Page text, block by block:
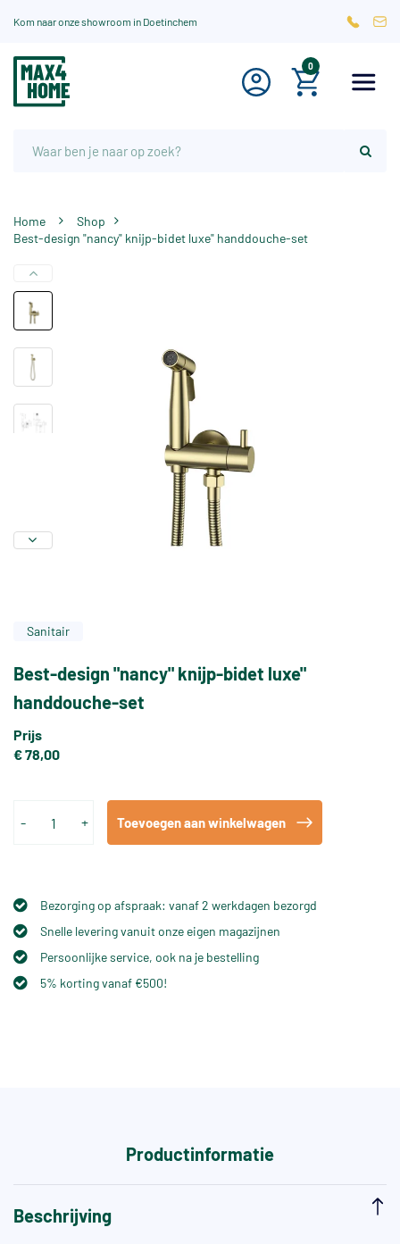
Kom naar onze showroom in Doetinchem
0
Home
Shop
Best-design "nancy" knijp-bidet luxe" handdouche-set
Sanitair
Best-design "nancy" knijp-bidet luxe"
handdouche-set
Prijs
€ 78,00
- + Toevoegen aan winkelwagen
Bezorging op afspraak: vanaf 2 werkdagen bezorgd
Snelle levering vanuit onze eigen magazijnen
Persoonlijke service, ook na je bestelling
5% korting vanaf €500!
Productinformatie
Beschrijving